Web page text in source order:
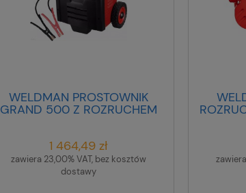
WELDMAN PROSTOWNIK
GRAND 500 Z ROZRUCHEM
1 464,49 zł
zawiera 23,00% VAT, bez kosztów
dostawy